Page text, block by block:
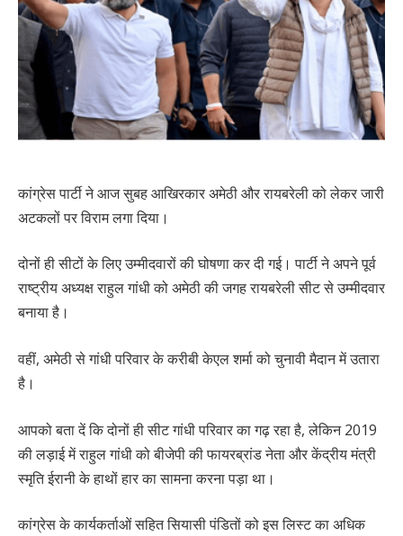
कांग्रेस पार्टी ने आज सुबह आखिरकार अमेठी और रायबरेली को लेकर जारी
अटकलों पर विराम लगा दिया।
दोनों ही सीटों के लिए उम्मीदवारों की घोषणा कर दी गई। पार्टी ने अपने पूर्व
राष्ट्रीय अध्यक्ष राहुल गांधी को अमेठी की जगह रायबरेली सीट से उम्मीदवार
बनाया है।
वहीं, अमेठी से गांधी परिवार के करीबी केएल शर्मा को चुनावी मैदान में उतारा
है।
आपको बता दें कि दोनों ही सीट गांधी परिवार का गढ़ रहा है, लेकिन 2019
की लड़ाई में राहुल गांधी को बीजेपी की फायरब्रांड नेता और केंद्रीय मंत्री
स्मृति ईरानी के हाथों हार का सामना करना पड़ा था।
कांग्रेस के कार्यकर्ताओं सहित सियासी पंडितों को इस लिस्ट का अधिक